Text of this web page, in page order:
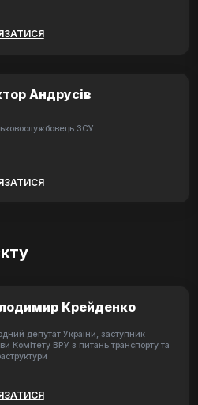
Андрусів
ЗСУ
Крейденко
депутат України, заступник
Комітету ВРУ з питань транспорту та